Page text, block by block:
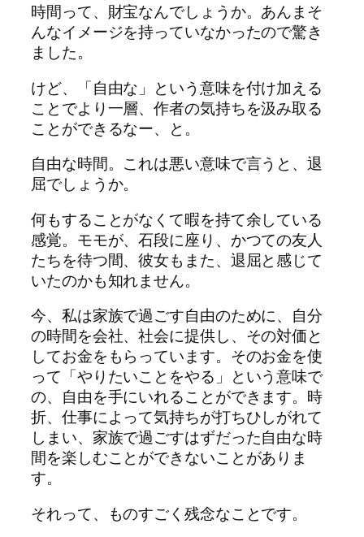
時間って、財宝なんでしょうか。あんまそ
んなイメージを持っていなかったので驚き
ました。
けど、「自由な」という意味を付け加える
ことでより一層、作者の気持ちを汲み取る
ことができるなー、と。
自由な時間。これは悪い意味で言うと、退
屈でしょうか。
何もすることがなくて暇を持て余している
感覚。モモが、石段に座り、かつての友人
たちを待つ間、彼女もまた、退屈と感じて
いたのかも知れません。
今、私は家族で過ごす自由のために、自分
の時間を会社、社会に提供し、その対価と
してお金をもらっています。そのお金を使
って「やりたいことをやる」という意味で
の、自由を手にいれることができます。時
折、仕事によって気持ちが打ちひしがれて
しまい、家族で過ごすはずだった自由な時
間を楽しむことができないことがありま
す。
それって、ものすごく残念なことです。